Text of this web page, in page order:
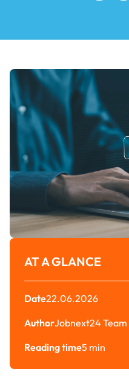
AT A GLANCE
Date22.06.2026
AuthorJobnext24 Team
Reading time5 min